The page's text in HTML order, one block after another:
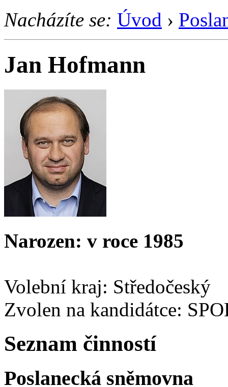
Nacházíte se: Úvod ›
Jan Hofmann
Narozen: v roce 1985
Volební kraj: Středočeský
Zvolen na kandidátce:
Seznam činností
Poslanecká sněmovna